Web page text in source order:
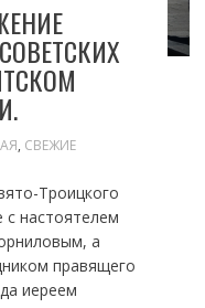
, СВЕЖИЕ
Троицкого
с настоятелем
а
правящего
иереем